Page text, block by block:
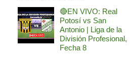
🔴EN VIVO: Real
Potosí vs San
Antonio | Liga de la
División Profesional,
Fecha 8